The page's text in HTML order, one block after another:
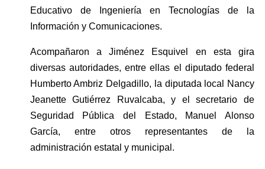
Educativo de Ingeniería en Tecnologías de la
Información y Comunicaciones.
Acompañaron a Jiménez Esquivel en esta gira
diversas autoridades, entre ellas el diputado federal
Humberto Ambriz Delgadillo, la diputada local Nancy
Jeanette Gutiérrez Ruvalcaba, y el secretario de
Seguridad Pública del Estado, Manuel Alonso
García, entre otros representantes de la
administración estatal y municipal.